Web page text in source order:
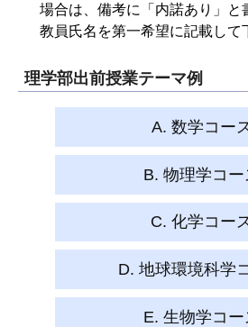
場合は、備考に「内諾あり」と
教員氏名を第一希望に記載して
理学部出前授業テーマ例
A. 数学コー
B. 物理学コー
C. 化学コー
D. 地球環境科学
E. 生物学コー